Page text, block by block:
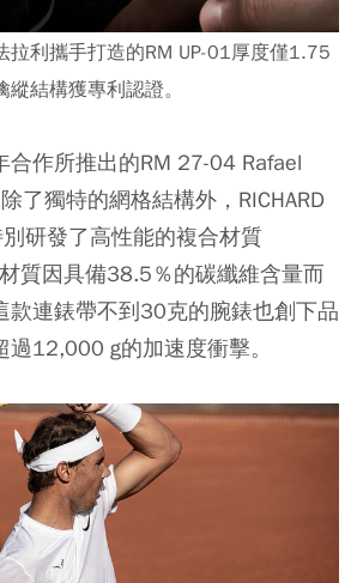
拉利攜手打造的RM UP-01厚度僅1.75
結構獲專利認證。
合作所推出的RM 27-04 Rafael
了獨特的網格結構外，RICHARD
研發了高性能的複合材質
質因具備38.5％的碳纖維含量而
款連錶帶不到30克的腕錶也創下品
12,000 g的加速度衝擊。